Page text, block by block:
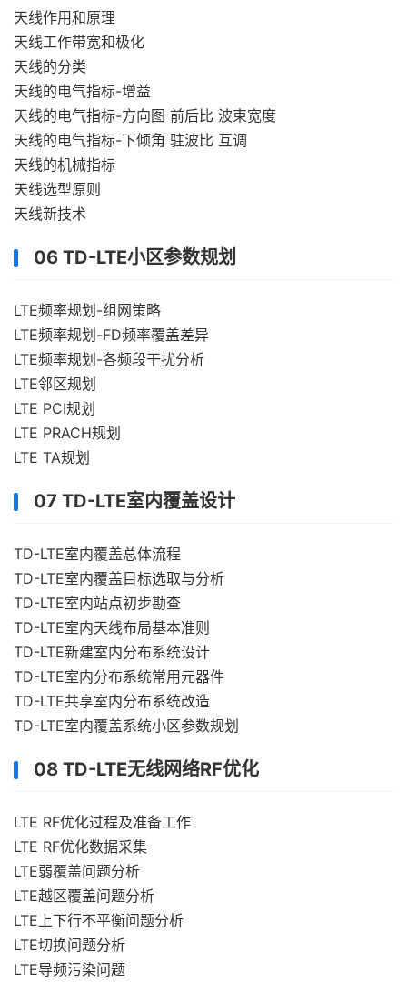
天线作用和原理
天线工作带宽和极化
天线的分类
天线的电气指标-增益
天线的电气指标-方向图 前后比 波束宽度
天线的电气指标-下倾角 驻波比 互调
天线的机械指标
天线选型原则
天线新技术
06 TD-LTE小区参数规划
LTE频率规划-组网策略
LTE频率规划-FD频率覆盖差异
LTE频率规划-各频段干扰分析
LTE邻区规划
LTE PCI规划
LTE PRACH规划
LTE TA规划
07 TD-LTE室内覆盖设计
TD-LTE室内覆盖总体流程
TD-LTE室内覆盖目标选取与分析
TD-LTE室内站点初步勘查
TD-LTE室内天线布局基本准则
TD-LTE新建室内分布系统设计
TD-LTE室内分布系统常用元器件
TD-LTE共享室内分布系统改造
TD-LTE室内覆盖系统小区参数规划
08 TD-LTE无线网络RF优化
LTE RF优化过程及准备工作
LTE RF优化数据采集
LTE弱覆盖问题分析
LTE越区覆盖问题分析
LTE上下行不平衡问题分析
LTE切换问题分析
LTE导频污染问题